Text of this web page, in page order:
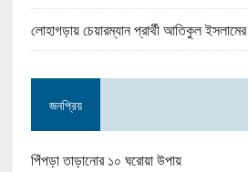
লোহাগড়ায় চেয়ারম্যান প্রার্থী আতিকুল
জনপ্রিয়
পিঁপড়া তাড়ানোর ১০ ঘরোয়া উপায়